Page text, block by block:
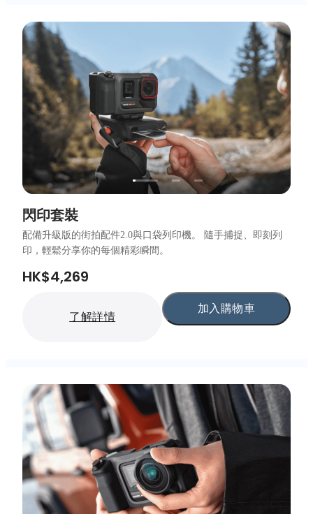
閃印套裝
配備升級版的街拍配件2.0與口袋列印機。 隨手捕捉、即刻列
印，輕鬆分享你的每個精彩瞬間。
HK$4,269
了解詳情
加入購物車